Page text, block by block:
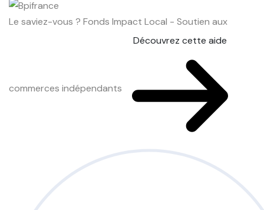
Le saviez-vous ? Fonds Impact Local - Soutien aux
commerces indépendants
Découvrez cette aide